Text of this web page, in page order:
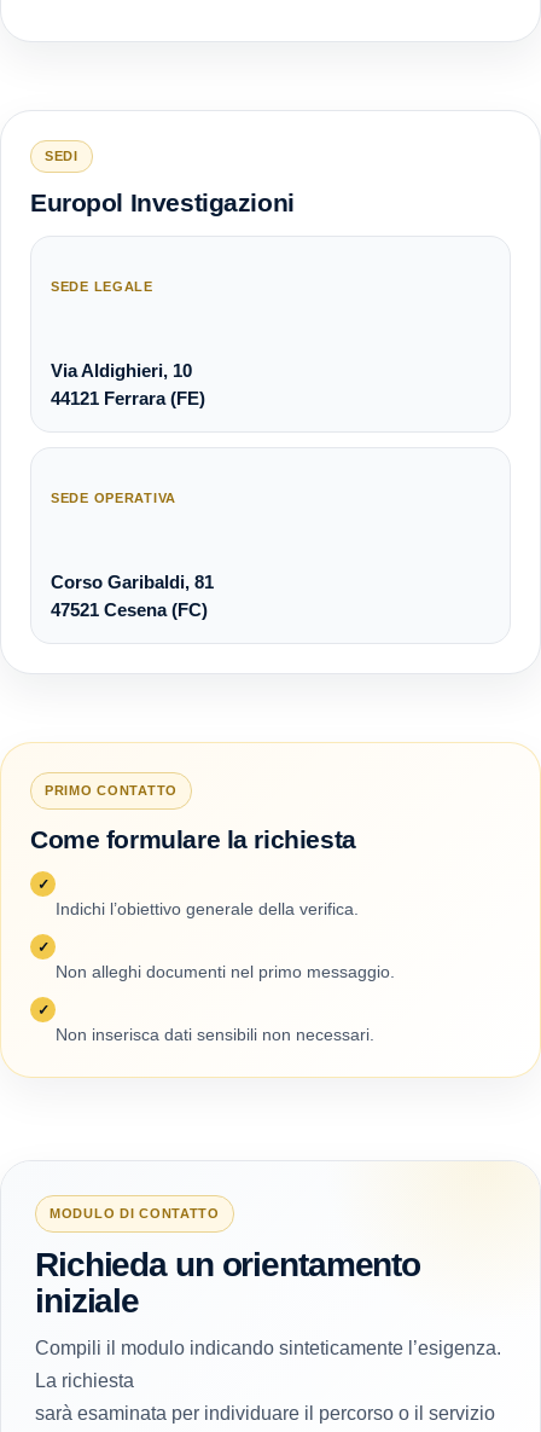
SEDI
Europol Investigazioni
SEDE LEGALE
Via Aldighieri, 10
44121 Ferrara (FE)
SEDE OPERATIVA
Corso Garibaldi, 81
47521 Cesena (FC)
PRIMO CONTATTO
Come formulare la richiesta
✓
Indichi l’obiettivo generale della verifica.
✓
Non alleghi documenti nel primo messaggio.
✓
Non inserisca dati sensibili non necessari.
MODULO DI CONTATTO
Richieda un orientamento
iniziale
Compili il modulo indicando sinteticamente l’esigenza.
La richiesta
sarà esaminata per individuare il percorso o il servizio